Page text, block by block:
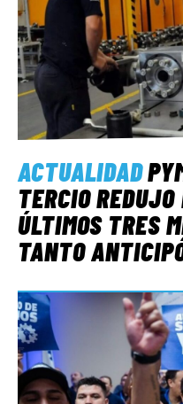
ACTUALIDAD
TERCIO
ÚLTIMOS TRES
TANTO